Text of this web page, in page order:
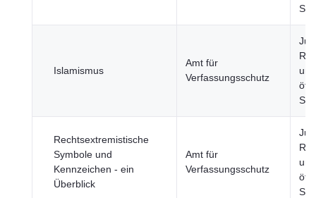
Islamismus
Amt für
Verfassungsschutz
und
Rechtsextremistische
Symbole und
Kennzeichen - ein
Überblick
Amt für
Verfassungsschutz
und